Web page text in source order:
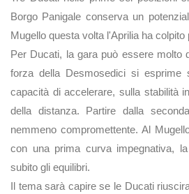
Borgo Panigale conserva un
Mugello questa volta l'Aprilia ha
Per Ducati, la gara può essere molto
forza della Desmosedici si esprime
capacità di accelerare, sulla stabilità
della distanza. Partire dalla
nemmeno compromettente. Al
con una prima curva impegnativa,
subito gli equilibri.
Il tema sarà capire se le Ducati